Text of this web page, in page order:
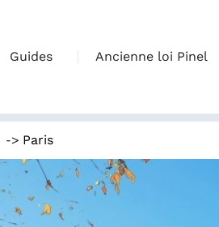
Guides Ancienne loi Pinel
-> Paris